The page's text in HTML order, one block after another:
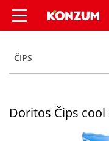
Doritos
ČIPS
Doritos Čips